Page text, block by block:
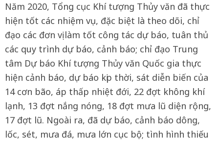
Năm 2020, Tổng cục Khí tượng Thủy văn đã thực
hiện tốt các nhiệm vụ, đặc biệt là theo dõi, chỉ
đạo các đơn vị làm tốt công tác dự báo, tuân thủ
các quy trình dự báo, cảnh báo; chỉ đạo Trung
tâm Dự báo Khí tượng Thủy văn Quốc gia thực
hiện cảnh báo, dự báo kịp thời, sát diễn biến của
14 cơn bão, áp thấp nhiệt đới, 22 đợt không khí
lạnh, 13 đợt nắng nóng, 18 đợt mưa lũ diện rộng,
17 đợt lũ. Ngoài ra, đã dự báo, cảnh báo dông,
lốc, sét, mưa đá, mưa lớn cục bộ; tình hình thiếu